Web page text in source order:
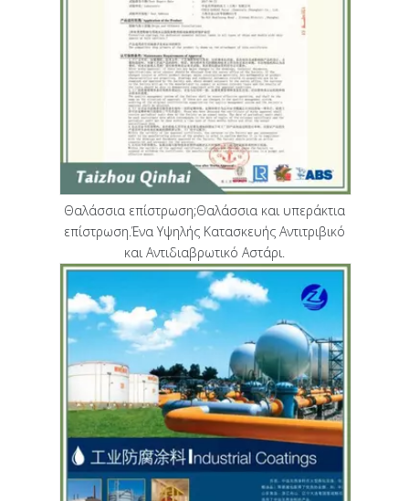
Θαλάσσια επίστρωση;Θαλάσσια και υπεράκτια
επίστρωση.Ένα Υψηλής Κατασκευής Αντιτριβικό
και Αντιδιαβρωτικό Αστάρι.